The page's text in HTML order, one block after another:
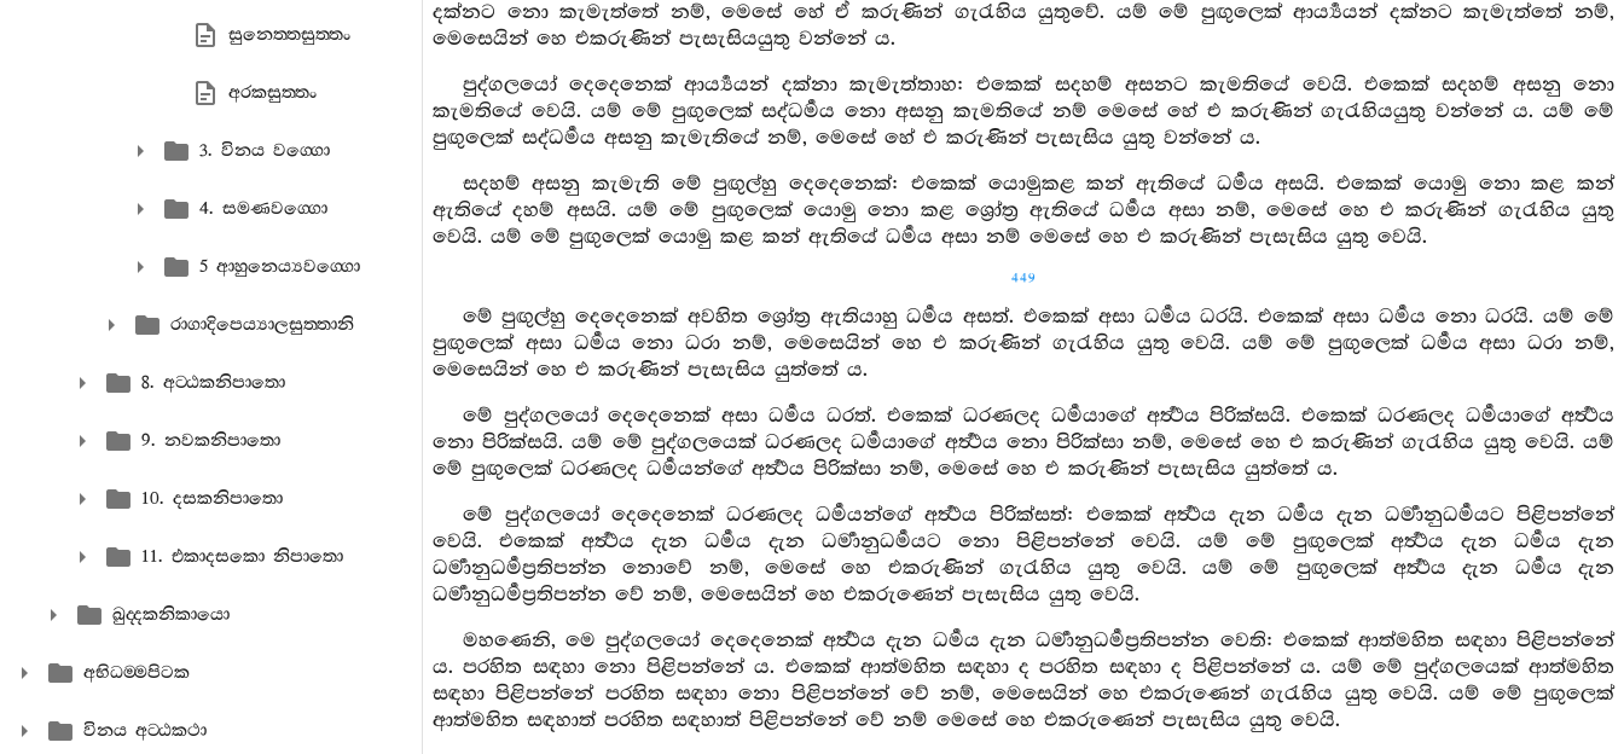
සුනෙත‍්තසුත‍්තං
අරකසුත‍්තං
3. විනය වග‍්ගො
4. සමණවග‍්ගො
5 ආහුනෙය්‍යවග‍්ගො
රාගාදිපෙය්‍යාලසුත‍්තානි
8. අට‍්ඨකනිපාතො
9. නවකනිපාතො
10. දසකනිපාතො
11. එකාදසකො නිපාතො
ඛුද‍්දකනිකායො
අභිධම‍්මපිටක
විනය අට‍්ඨකථා
දක්නට නො කැමැත්තේ නම්, මෙසේ හේ ඒ කරුණින් ගැරැහිය යුතුවේ. යම් මේ පුඟුලෙක් ආර්‍ය්‍යයන් දක්නට කැමැත්තේ නම්,
මෙසෙයින් හෙ එකරුණින් පැසැසියයුතු වන්නේ ය.
පුද්ගලයෝ දෙදෙනෙක් ආර්‍ය්‍යයන් දක්නා කැමැත්තාහ: එකෙක් සදහම් අසනට කැමතියේ වෙයි. එකෙක් සදහම් අසනු නො
කැමතියේ වෙයි. යම් මේ පුඟුලෙක් සද්ධර්‍මය නො අසනු කැමතියේ නම් මෙසේ හේ එ කරුණින් ගැරැහියයුතු වන්නේ ය. යම් මේ
පුඟුලෙක් සද්ධර්‍මය අසනු කැමැතියේ නම්, මෙසේ හේ එ කරුණින් පැසැසිය යුතු වන්නේ ය.
සදහම් අසනු කැමැති මේ පුඟුල්හු දෙදෙනෙක්: එකෙක් යොමුකළ කන් ඇතියේ ධර්‍මය අසයි. එකෙක් යොමු නො කළ කන්
ඇතියේ දහම් අසයි. යම් මේ පුඟුලෙක් යොමු නො කළ ශ්‍රෝත්‍ර ඇතියේ ධර්‍මය අසා නම්, මෙසේ හෙ එ කරුණින් ගැරැහිය යුතු
වෙයි. යම් මේ පුඟුලෙක් යොමු කළ කන් ඇතියේ ධර්‍මය අසා නම් මෙසේ හෙ එ කරුණින් පැසැසිය යුතු වෙයි.
449
මේ පුඟුල්හු දෙදෙනෙක් අවහිත ශ්‍රෝත්‍ර ඇතියාහු ධර්‍මය අසත්. එකෙක් අසා ධර්‍මය ධරයි. එකෙක් අසා ධර්‍මය නො ධරයි. යම් මේ
පුඟුලෙක් අසා ධර්‍මය නො ධරා නම්, මෙසෙයින් හෙ එ කරුණින් ගැරැහිය යුතු වෙයි. යම් මේ පුඟුලෙක් ධර්‍මය අසා ධරා නම්,
මෙසෙයින් හෙ එ කරුණින් පැසැසිය යුත්තේ ය.
මේ පුද්ගලයෝ දෙදෙනෙක් අසා ධර්‍මය ධරත්. එකෙක් ධරණලද ධර්‍මයාගේ අර්‍ත්‍ථය පිරික්සයි. එකෙක් ධරණලද ධර්‍මයාගේ අර්‍ත්‍ථය
නො පිරික්සයි. යම් මේ පුද්ගලයෙක් ධරණලද ධර්‍මයාගේ අර්‍ත්‍ථය නො පිරික්සා නම්, මෙසේ හෙ එ කරුණින් ගැරැහිය යුතු වෙයි. යම්
මේ පුඟුලෙක් ධරණලද ධර්‍මයන්ගේ අර්‍ත්‍ථය පිරික්සා නම්, මෙසේ හෙ එ කරුණින් පැසැසිය යුත්තේ ය.
මේ පුද්ගලයෝ දෙදෙනෙක් ධරණලද ධර්‍මයන්ගේ අර්‍ත්‍ථය පිරික්සත්: එකෙක් අර්‍ත්‍ථය දැන ධර්‍මය දැන ධර්‍මානුධර්‍මයට පිළිපන්නේ
වෙයි. එකෙක් අර්‍ත්‍ථය දැන ධර්‍මය දැන ධර්‍මානුධර්‍මයට නො පිළිපන්නේ වෙයි. යම් මේ පුඟුලෙක් අර්‍ත්‍ථය දැන ධර්‍මය දැන
ධර්‍මානුධර්‍මප්‍රතිපන්න නොවේ නම්, මෙසේ හෙ එකරුණින් ගැරැහිය යුතු වෙයි. යම් මේ පුඟුලෙක් අර්‍ත්‍ථය දැන ධර්‍මය දැන
ධර්‍මානුධර්‍මප්‍රතිපන්න වේ නම්, මෙසෙයින් හෙ එකරුණෙන් පැසැසිය යුතු වෙයි.
මහණෙනි, මෙ පුද්ගලයෝ දෙදෙනෙක් අර්‍ත්‍ථය දැන ධර්‍මය දැන ධර්‍මානුධර්‍මප්‍රතිපන්න වෙති: එකෙක් ආත්මහිත සඳහා පිළිපන්නේ
ය. පරහිත සඳහා නො පිළිපන්නේ ය. එකෙක් ආත්මහිත සඳහා ද පරහිත සඳහා ද පිළිපන්නේ ය. යම් මේ පුද්ගලයෙක් ආත්මහිත
සඳහා පිළිපන්නේ පරහිත සඳහා නො පිළිපන්නේ වේ නම්, මෙසෙයින් හෙ එකරුණෙන් ගැරැහිය යුතු වෙයි. යම් මේ පුඟුලෙක්
ආත්මහිත සඳහාත් පරහිත සඳහාත් පිළිපන්නේ වේ නම් මෙසේ හෙ එකරුණෙන් පැසැසිය යුතු වෙයි.